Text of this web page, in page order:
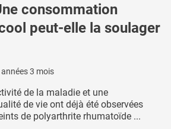
consommation
peut-elle la soulager
3 mois
de la maladie et une
de vie ont déjà été observées
de polyarthrite rhumatoïde ...